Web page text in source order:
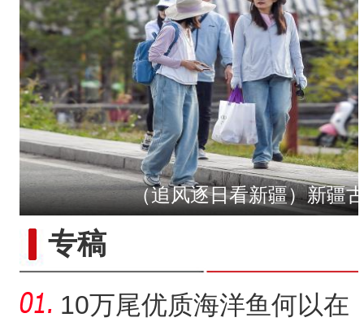
“五一”假期，开都河天鹅
（追风逐日看新疆）新疆
专稿
10万尾优质海洋鱼何以在